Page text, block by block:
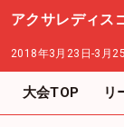
アクサレディス
2018年3月23日-3月
大会TOP リ